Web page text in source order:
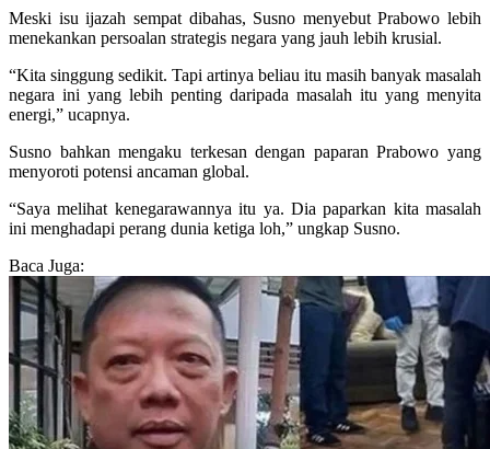
Meski isu ijazah sempat dibahas, Susno menyebut Prabowo lebih
menekankan persoalan strategis negara yang jauh lebih krusial.
“Kita singgung sedikit. Tapi artinya beliau itu masih banyak masalah
negara ini yang lebih penting daripada masalah itu yang menyita
energi,” ucapnya.
Susno bahkan mengaku terkesan dengan paparan Prabowo yang
menyoroti potensi ancaman global.
“Saya melihat kenegarawannya itu ya. Dia paparkan kita masalah
ini menghadapi perang dunia ketiga loh,” ungkap Susno.
Baca Juga: